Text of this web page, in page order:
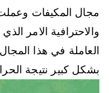
مجال المكيفات
والاحترافية الامر
العاملة في هذا
بشكل كبير نتيجة